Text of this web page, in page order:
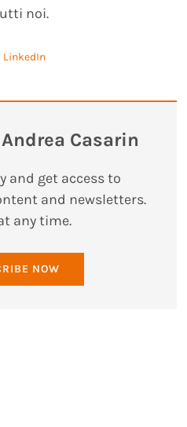
noi.
LinkedIn
Casarin
and get access to
and newsletters.
any time.
NOW